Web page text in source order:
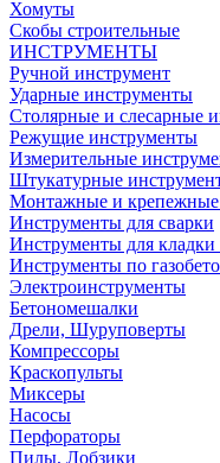
Хомуты
Скобы строительные
ИНСТРУМЕНТЫ
Ручной инструмент
Ударные инструменты
Столярные и слесарные
Режущие инструменты
Измерительные
Штукатурные
Монтажные и
Инструменты для сварки
Инструменты для кладки
Инструменты по
Электроинструменты
Бетономешалки
Дрели, Шуруповерты
Компрессоры
Краскопульты
Миксеры
Насосы
Перфораторы
Пилы, Лобзики